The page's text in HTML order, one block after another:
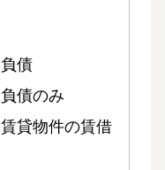
負債
負債のみ
賃貸物件の賃借